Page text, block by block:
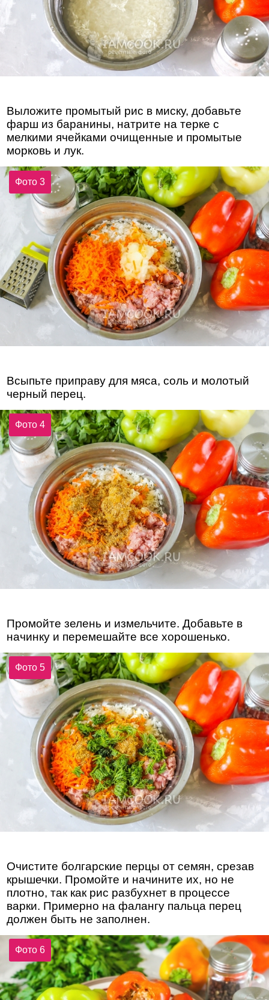
Выложите промытый рис в миску, добавьте
фарш из баранины, натрите на терке с
мелкими ячейками очищенные и промытые
морковь и лук.
Фото 3
Всыпьте приправу для мяса, соль и молотый
черный перец.
Фото 4
Промойте зелень и измельчите. Добавьте в
начинку и перемешайте все хорошенько.
Фото 5
Очистите болгарские перцы от семян, срезав
крышечки. Промойте и начините их, но не
плотно, так как рис разбухнет в процессе
варки. Примерно на фалангу пальца перец
должен быть не заполнен.
Фото 6